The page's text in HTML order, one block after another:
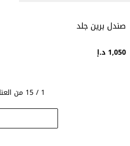
صندل برين جلد
1,050 د.إ
1 / 15 من العناصر